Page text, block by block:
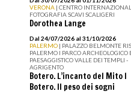
VERONA | CENTRO
FOTOGRAFIA SCAVI SCALIGERI
Dorothea Lange
Dal 24/07/2026 al 31/10/2026
PALERMO | PALAZZO BELMONTE
PALERMO I PARCO ARCHEOLOGICO
PAESAGGISTICO VALLE DEI TEMPLI -
AGRIGENTO
Botero. L’incanto del Mito I
Botero. Il peso dei sogni